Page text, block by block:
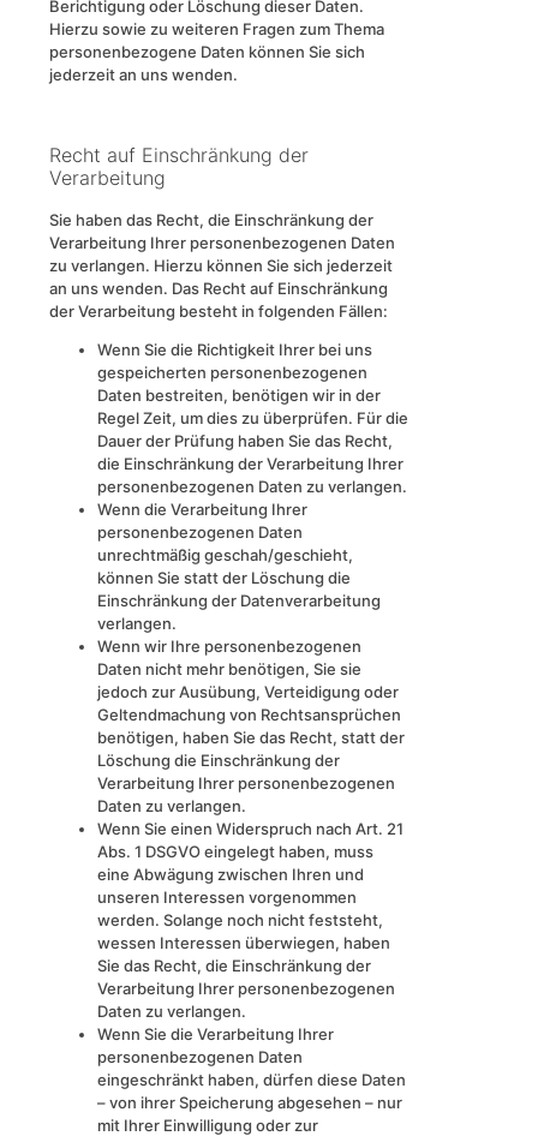
Berichtigung oder Löschung dieser Daten.
Hierzu sowie zu weiteren Fragen zum Thema
personenbezogene Daten können Sie sich
jederzeit an uns wenden.
Recht auf Einschränkung der
Verarbeitung
Sie haben das Recht, die Einschränkung der
Verarbeitung Ihrer personenbezogenen Daten
zu verlangen. Hierzu können Sie sich jederzeit
an uns wenden. Das Recht auf Einschränkung
der Verarbeitung besteht in folgenden Fällen:
Wenn Sie die Richtigkeit Ihrer bei uns
gespeicherten personenbezogenen
Daten bestreiten, benötigen wir in der
Regel Zeit, um dies zu überprüfen. Für die
Dauer der Prüfung haben Sie das Recht,
die Einschränkung der Verarbeitung Ihrer
personenbezogenen Daten zu verlangen.
Wenn die Verarbeitung Ihrer
personenbezogenen Daten
unrechtmäßig geschah/geschieht,
können Sie statt der Löschung die
Einschränkung der Datenverarbeitung
verlangen.
Wenn wir Ihre personenbezogenen
Daten nicht mehr benötigen, Sie sie
jedoch zur Ausübung, Verteidigung oder
Geltendmachung von Rechtsansprüchen
benötigen, haben Sie das Recht, statt der
Löschung die Einschränkung der
Verarbeitung Ihrer personenbezogenen
Daten zu verlangen.
Wenn Sie einen Widerspruch nach Art. 21
Abs. 1 DSGVO eingelegt haben, muss
eine Abwägung zwischen Ihren und
unseren Interessen vorgenommen
werden. Solange noch nicht feststeht,
wessen Interessen überwiegen, haben
Sie das Recht, die Einschränkung der
Verarbeitung Ihrer personenbezogenen
Daten zu verlangen.
Wenn Sie die Verarbeitung Ihrer
personenbezogenen Daten
eingeschränkt haben, dürfen diese Daten
– von ihrer Speicherung abgesehen – nur
mit Ihrer Einwilligung oder zur